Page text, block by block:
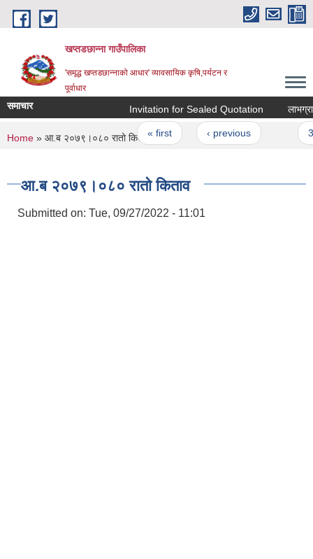
Skip to main content
खप्तडछान्ना गाउँपालिका
'समृद्ध खप्तडछान्नाको आधार' व्यावसायिक कृषि,पर्यटन र
पूर्वाधार
समाचार Invitation for Sealed Quotation
Pages
« first ‹ previous
You are here
Home » आ.ब २०७९।०८० रातो किताव
आ.ब २०७९।०८० रातो किताव
Submitted on: Tue, 09/27/2022 - 11:01